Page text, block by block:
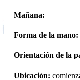
Mañana:
Forma de la mano:
Orientación de la
Ubicación: